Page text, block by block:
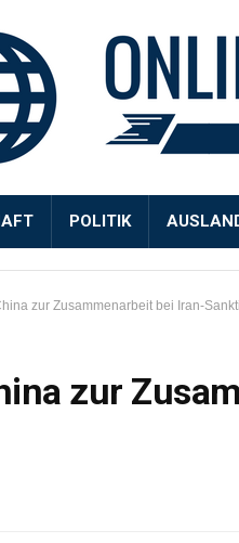
POLITIK
zur Zusammenarbeit bei Iran-
zur